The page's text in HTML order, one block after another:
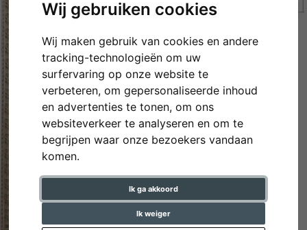
Wij gebruiken cookies
Wij maken gebruik van cookies en andere
tracking-technologieën om uw
surfervaring op onze website te
verbeteren, om gepersonaliseerde inhoud
en advertenties te tonen, om ons
websiteverkeer te analyseren en om te
begrijpen waar onze bezoekers vandaan
komen.
Ik ga akkoord
Ik weiger
Terug